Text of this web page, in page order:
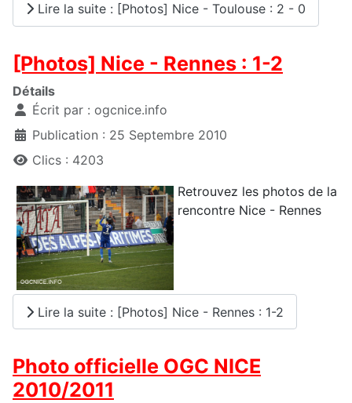
Lire la suite : [Photos] Nice - Toulouse : 2 - 0
[Photos] Nice - Rennes : 1-2
Détails
Écrit par : ogcnice.info
Publication : 25 Septembre 2010
Clics : 4203
Retrouvez les photos de la
rencontre Nice - Rennes
Lire la suite : [Photos] Nice - Rennes : 1-2
Photo officielle OGC NICE
2010/2011